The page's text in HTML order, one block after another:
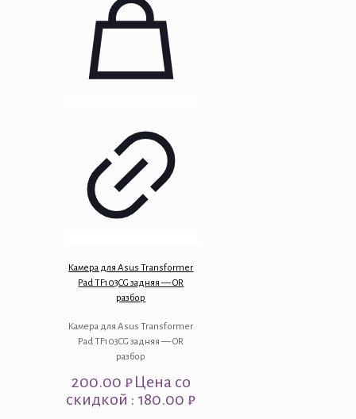
Камера для Asus Transformer
Pad TF103CG задняя — OR
разбор
Камера для Asus Transformer
Pad TF103CG задняя — OR
разбор
200.00₽Цена со
скидкой : 180.00 ₽